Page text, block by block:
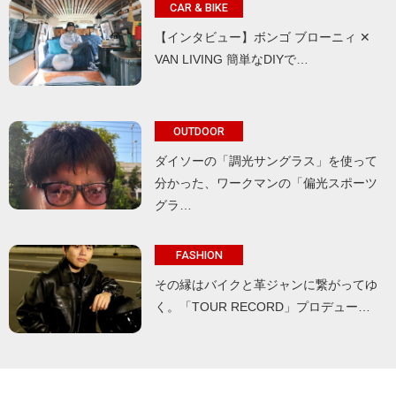
CAR & BIKE
【インタビュー】ボンゴ ブローニィ ✕
VAN LIVING 簡単なDIYで…
OUTDOOR
ダイソーの「調光サングラス」を使って
分かった、ワークマンの「偏光スポーツ
グラ…
FASHION
その縁はバイクと革ジャンに繋がってゆ
く。「TOUR RECORD」プロデュー…